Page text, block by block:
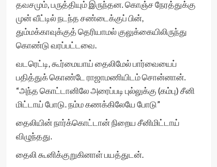
தவசமும், பருத்தியும் இருந்தன. கொஞ்ச நேரத்துக்கு
முன் வீட்டில் நடந்த சண்டைக்குப் பின்,
தும்மக்காவுக்குத் தெரியாமல் குலுக்கையிலிருந்து
கொண்டு வரப்பட்டவை.
வடரெட்டி, கூர்மையாய் தைலிமேல் பார்வையைப்
பதித்துக் கொண்டே ராஜாமணியிடம் சொன்னான்.
“அந்த கொட்டானிலே அரைப்படி புல்லுக்கு (கம்பு) சீனி
மிட்டாய் போடு. நம்ம கணக்கிலேயே போடு”
தைலியின் நார்க்கொட்டான் நிறைய சீனிமிட்டாய்
விழுந்தது.
தைலி கூனிக்குறுகினாள் பயத்துடன்.